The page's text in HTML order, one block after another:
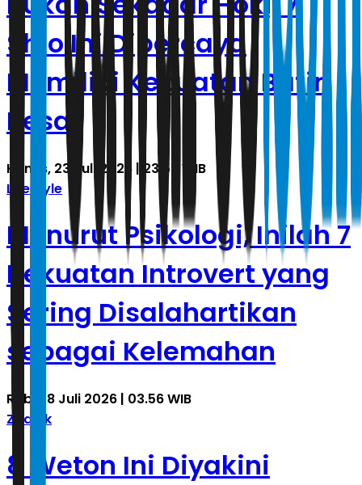
Shio Ini Dipercaya
Memiliki Kekuatan Batin
Besar
Kamis, 23 Juli 2026 | 23.53 WIB
Lifestyle
Menurut Psikologi, Inilah 7
Kekuatan Introvert yang
Sering Disalahartikan
sebagai Kelemahan
Rabu, 8 Juli 2026 | 03.56 WIB
Zodiak
8 Weton Ini Diyakini